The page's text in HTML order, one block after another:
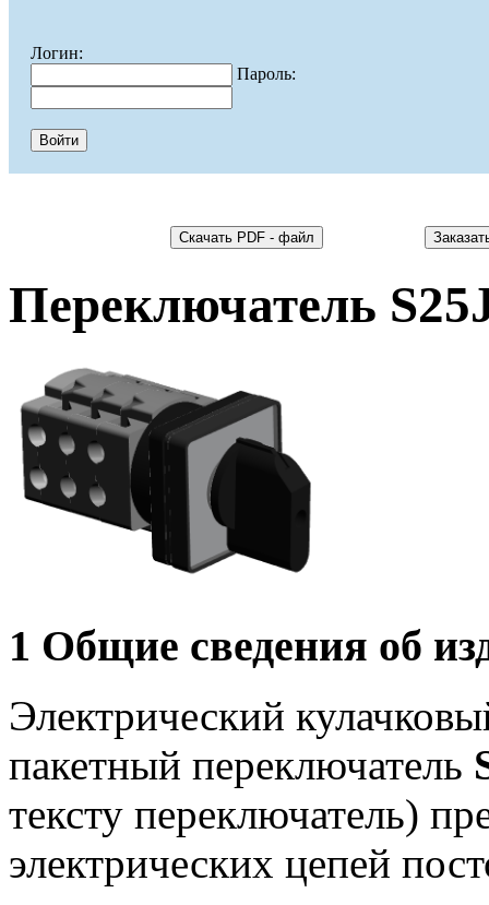
Логин:
Пароль:
Переключатель
1 Общие сведения об
Электрический
пакетный переключатель
тексту переключатель)
электрических цепей